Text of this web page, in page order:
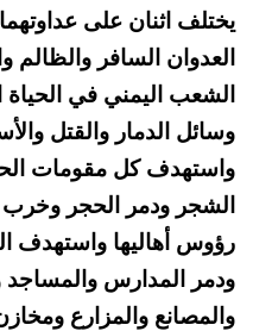
يختلف اثنان على
العدوان السافر
الشعب اليمني في
وسائل الدمار والقتل
واستهدف كل مقومات
الشجر ودمر الحجر وخرب
رؤوس أهاليها واستهدف
ودمر المدارس والمساجد
والمصانع والمزارع